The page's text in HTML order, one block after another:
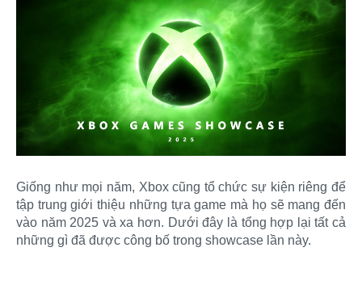
Giống như mọi năm, Xbox cũng tổ chức sự kiện riêng để
tập trung giới thiệu những tựa game mà họ sẽ mang đến
vào năm 2025 và xa hơn. Dưới đây là tổng hợp lại tất cả
những gì đã được công bố trong showcase lần này.